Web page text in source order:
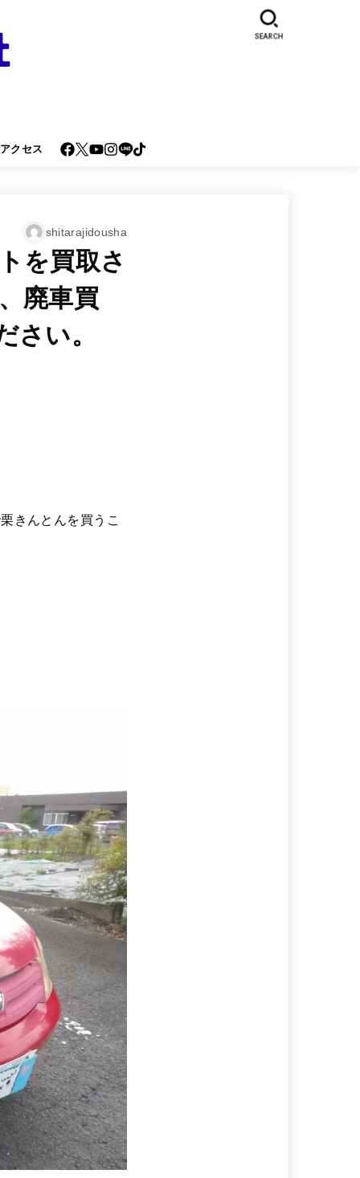
クセス
SEARCH
shitarajidousha
を買取さ
廃車買
さい。
きんとんを買うこ